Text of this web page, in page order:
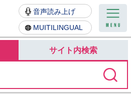
鳩山町
音声読み上げ
MUITILINGUAL
サイト内検索